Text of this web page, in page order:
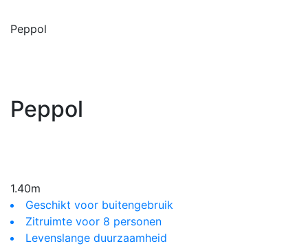
Peppol
Peppol
1.40m
Geschikt voor buitengebruik
Zitruimte voor 8 personen
Levenslange duurzaamheid